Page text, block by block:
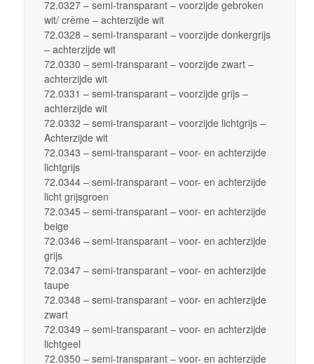
72.0327 – semi-transparant – voorzijde gebroken
wit/ crème – achterzijde wit
72.0328 – semi-transparant – voorzijde donkergrijs
– achterzijde wit
72.0330 – semi-transparant – voorzijde zwart –
achterzijde wit
72.0331 – semi-transparant – voorzijde grijs –
achterzijde wit
72.0332 – semi-transparant – voorzijde lichtgrijs –
Achterzijde wit
72.0343 – semi-transparant – voor- en achterzijde
lichtgrijs
72.0344 – semi-transparant – voor- en achterzijde
licht grijsgroen
72.0345 – semi-transparant – voor- en achterzijde
beige
72.0346 – semi-transparant – voor- en achterzijde
grijs
72.0347 – semi-transparant – voor- en achterzijde
taupe
72.0348 – semi-transparant – voor- en achterzijde
zwart
72.0349 – semi-transparant – voor- en achterzijde
lichtgeel
72.0350 – semi-transparant – voor- en achterzijde